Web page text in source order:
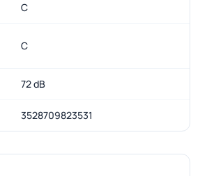
C
C
72 dB
3528709823531